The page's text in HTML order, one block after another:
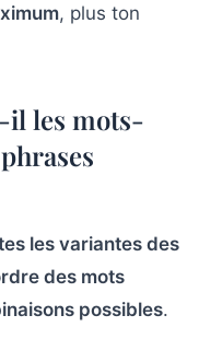
, plus ton
il les mots-
les variantes des
des mots
possibles.